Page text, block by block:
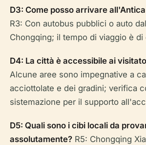
D3: Come posso arrivare
R3: Con autobus pubblici o auto
Chongqing; il tempo di viaggio è di
D4: La città è accessibile ai
Alcune aree sono impegnative a
acciottolate e dei gradini; verifica
sistemazione per il supporto
D5: Quali sono i cibi locali da
assolutamente? R5: Chongqing